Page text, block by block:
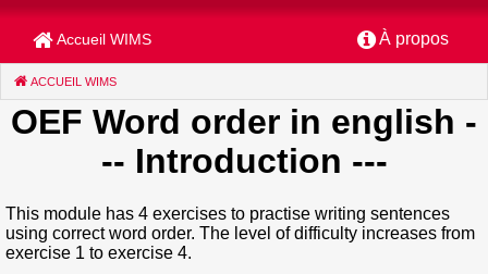
Accueil WIMS À propos
ACCUEIL WIMS
OEF Word order in english -
-- Introduction ---
This module has 4 exercises to practise writing sentences
using correct word order. The level of difficulty increases from
exercise 1 to exercise 4.